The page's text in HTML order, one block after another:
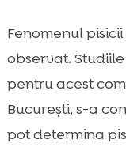
Fenomenul
observat.
pentru acest
București, s-a
pot determina